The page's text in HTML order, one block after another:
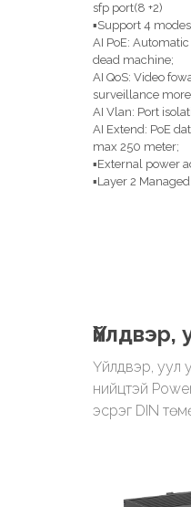
sfp port(8 +2)
▪Support 4
AI PoE:
dead machine;
AI QoS: Video
surveillance
AI Vlan: Port
AI Extend: PoE
max 250 meter;
▪External power
▪Layer 2 Managed
Үйлдвэр, уул
нийцтэй
эсрэг DIN